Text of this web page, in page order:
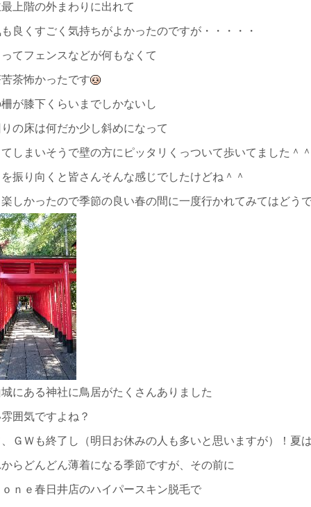
上階の外まわりに出れて
良くすごく気持ちがよかったのですが・・・・・
てフェンスなどが何もなくて
茶怖かったです
が膝下くらいまでしかないし
の床は何だか少し斜めになって
しまいそうで壁の方にピッタリくっついて歩いてました＾＾
振り向くと皆さんそんな感じでしたけどね＾＾
しかったので季節の良い春の間に一度行かれてみてはどう
にある神社に鳥居がたくさんありました
囲気ですよね？
ＧＷも終了し（明日お休みの人も多いと思いますが）！夏
らどんどん薄着になる季節ですが、その前に
ｎｅ春日井店のハイパースキン脱毛で